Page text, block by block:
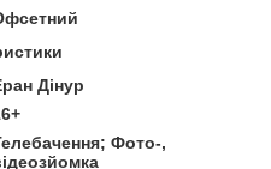
Дінур
Фото-,